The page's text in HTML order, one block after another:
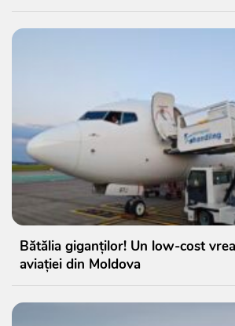
Bătălia giganților! Un low-cost
aviației din Moldova